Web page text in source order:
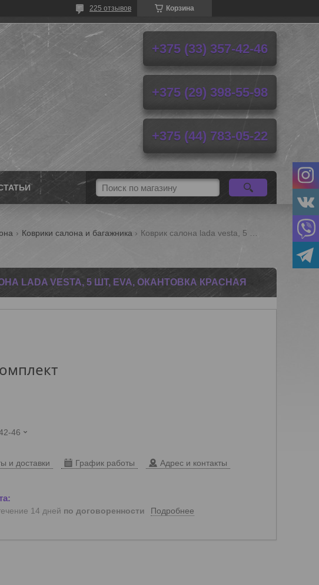
Корзина
225 отзывов
+375 (33) 357-42-46
+375 (29) 398-55-98
+375 (44) 783-05-22
Коврики салона и багажника
LADA VESTA, 5 ШТ, EVA, ОКАНТОВКА КРАСНАЯ
46
и доставки График работы Адрес и контакты
14 дней по договоренности Подробнее